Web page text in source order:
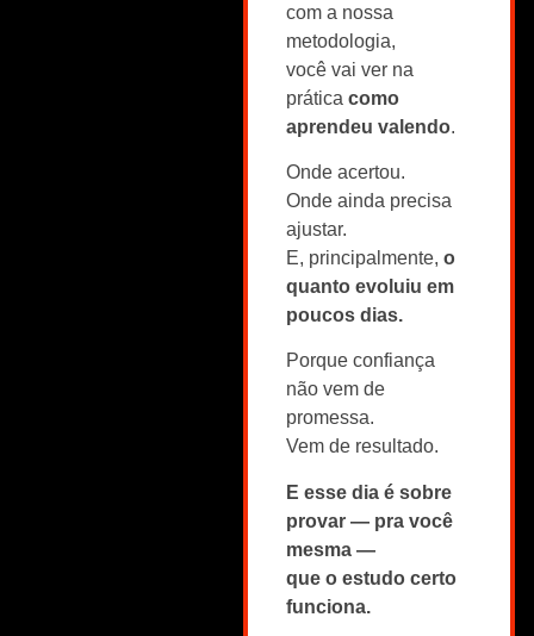
com a nossa
metodologia,
você vai ver na
práticacomo
aprendeu valendo.
Onde acertou.
Onde ainda precisa
ajustar.
E, principalmente,o
quanto evoluiu em
poucos dias.
Porque confiança
não vem de
promessa.
Vem de resultado.
E esse dia é sobre
provar — pra você
mesma —
que o estudo certo
funciona.